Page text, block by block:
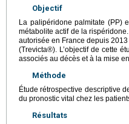
Objectif
La palipéridone palmitate (PP)
métabolite actif de la
autorisée en France depuis
(Trevicta®). L’objectif de cette
associés au décès et à la mise
Méthode
Étude rétrospective descriptive
du pronostic vital chez les
Résultats